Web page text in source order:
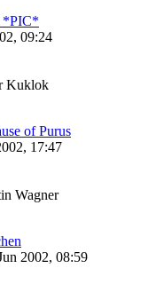
*PIC*
09:24
Kuklok
of Purus
17:47
Wagner
2002, 08:59